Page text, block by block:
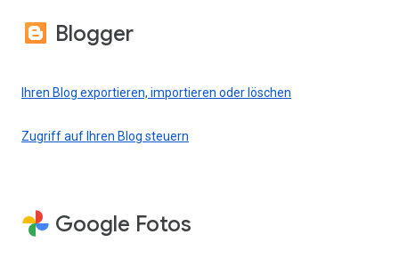
Blogger
Ihren Blog exportieren, importieren oder löschen
Zugriff auf Ihren Blog steuern
Google Fotos